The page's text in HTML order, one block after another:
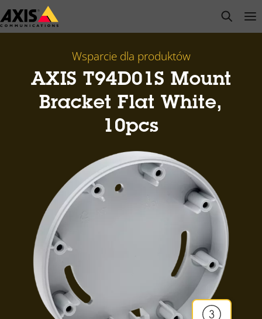
Przejdź
do
open
Wsparcie dla produktów
AXIS T94D01S Mount
Bracket Flat White,
10pcs